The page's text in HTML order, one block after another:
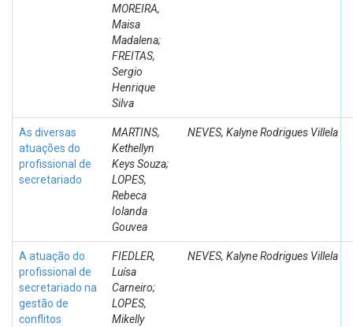
MOREIRA,
Maisa
Madalena;
FREITAS,
Sergio
Henrique
Silva
As diversas
atuações do
profissional de
secretariado
MARTINS,
Kethellyn
Keys Souza;
LOPES,
Rebeca
Iolanda
Gouvea
NEVES, Kalyne Rodrigues Villela
A atuação do
profissional de
secretariado na
gestão de
conflitos
FIEDLER,
Luísa
Carneiro;
LOPES,
Mikelly
NEVES, Kalyne Rodrigues Villela